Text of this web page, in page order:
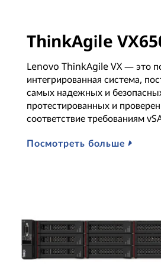
ThinkAgile
Lenovo ThinkAgile VX — это
интегрированная система,
самых надежных и
протестированных и
соответствие требованиям
Посмотреть больше